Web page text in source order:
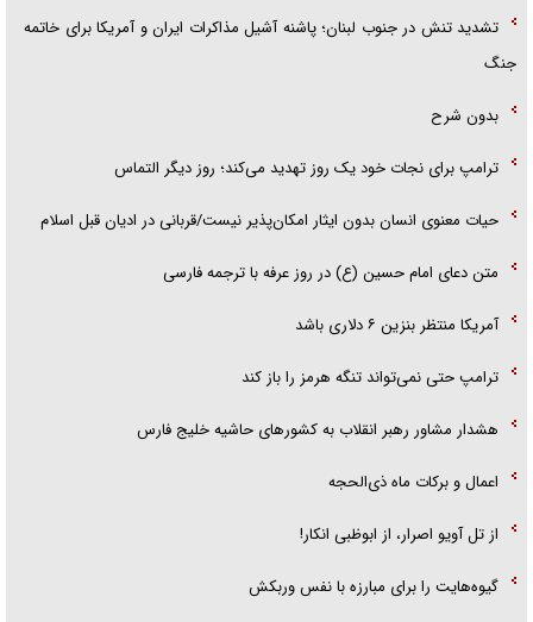
تشدید تنش در جنوب لبنان؛ پاشنه آشیل مذاکرات ایران و آمریکا برای خاتمه
جنگ
بدون شرح
ترامپ برای نجات خود یک روز تهدید می‌کند؛ روز دیگر التماس
حیات معنوی انسان بدون ایثار امکان‌پذیر نیست/قربانی در ادیان قبل اسلام
متن دعای امام حسین (ع) در روز عرفه با ترجمه فارسی
آمریکا منتظر بنزین ۶ دلاری باشد
ترامپ حتی نمی‌تواند تنگه هرمز را باز کند
هشدار مشاور رهبر انقلاب به کشور‌های حاشیه خلیج فارس
اعمال و برکات ماه ذی‌الحجه
از تل آویو اصرار، از ابوظبی انکار!
گیوه‌هایت را برای مبارزه با نفس وربکش